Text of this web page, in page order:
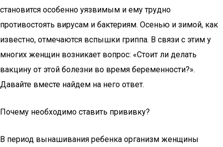
становится особенно уязвимым и ему трудно
противостоять вирусам и бактериям. Осенью и зимой, как
известно, отмечаются вспышки гриппа. В связи с этим у
многих женщин возникает вопрос: «Стоит ли делать
вакцину от этой болезни во время беременности?».
Давайте вместе найдем на него ответ.
Почему необходимо ставить прививку?
В период вынашивания ребенка организм женщины